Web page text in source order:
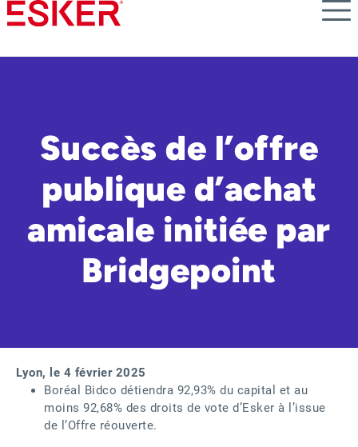
Skip
to
content
Succès de l’offre
publique d’achat
amicale initiée par
Bridgepoint
Lyon, le 4 février 2025
Boréal Bidco détiendra 92,93% du capital et au
moins 92,68% des droits de vote d’Esker à l’issue
de l’Offre réouverte.